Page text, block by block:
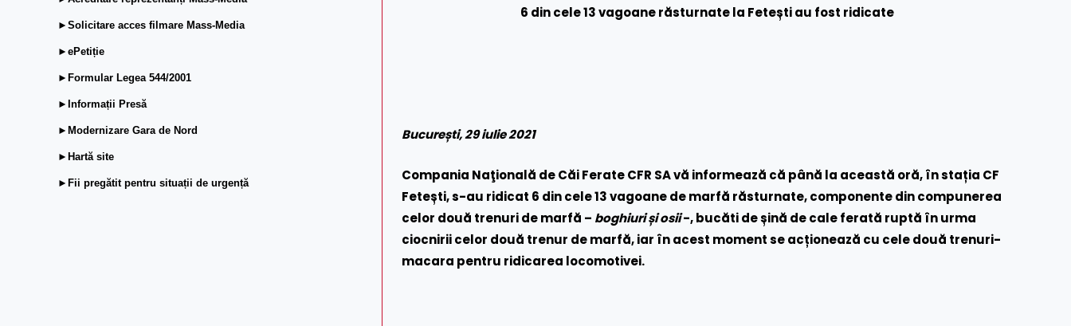
►Solicitare acces filmare Mass-Media
►ePetiție
►Formular Legea 544/2001
►Informații Presă
►Modernizare Gara de Nord
►Hartă site
►Fii pregătit pentru situații de urgență
6 din cele 13 vagoane răsturnate la Fetești au fost ridicate
București, 29 iulie 2021
Compania Naţională de Căi Ferate CFR SA vă informează că până la această oră, în stația CF
Fetești, s-au ridicat 6 din cele 13 vagoane de marfă răsturnate, componente din compunerea
celor două trenuri de marfă – boghiuri și osii-, bucăti de șină de cale ferată ruptă în urma
ciocnirii celor două trenur de marfă, iar în acest moment se acționează cu cele două trenuri-
macara pentru ridicarea locomotivei.